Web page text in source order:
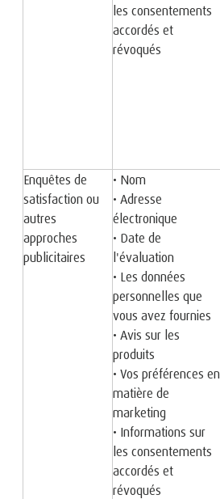
les consentements
accordés et
révoqués
Enquêtes de
satisfaction ou
autres
approches
publicitaires
• Nom
• Adresse
électronique
• Date de
l'évaluation
• Les données
personnelles que
vous avez fournies
• Avis sur les
produits
• Vos préférences en
matière de
marketing
• Informations sur
les consentements
accordés et
révoqués